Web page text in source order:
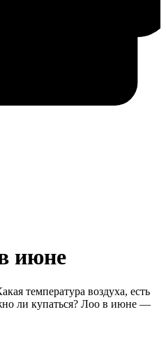
июне
температура воздуха, есть
ли купаться? Лоо в июне —